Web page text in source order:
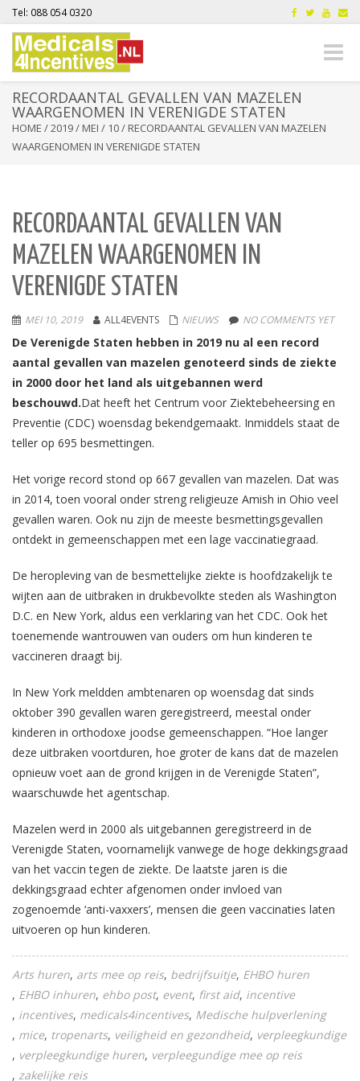
Tel: 088 054 0320
Toggle
RECORDAANTAL GEVALLEN VAN MAZELEN
WAARGENOMEN IN VERENIGDE STATEN
HOME /2019/ MEI / 10/ RECORDAANTAL GEVALLEN VAN MAZELEN
WAARGENOMEN IN VERENIGDE STATEN
RECORDAANTAL GEVALLEN VAN
MAZELEN WAARGENOMEN IN
VERENIGDE STATEN
MEI 10, 2019 ALL4EVENTS NIEUWS NO COMMENTS YET
De Verenigde Staten hebben in 2019 nu al een record
aantal gevallen van mazelen genoteerd sinds de ziekte
in 2000 door het land als uitgebannen werd
beschouwd.Dat heeft het Centrum voor Ziektebeheersing en
Preventie (CDC) woensdag bekendgemaakt. Inmiddels staat de
teller op 695 besmettingen.
Het vorige record stond op 667 gevallen van mazelen. Dat was
in 2014, toen vooral onder streng religieuze Amish in Ohio veel
gevallen waren. Ook nu zijn de meeste besmettingsgevallen
ontdekt in gemeenschappen met een lage vaccinatiegraad.
De heropleving van de besmettelijke ziekte is hoofdzakelijk te
wijten aan de uitbraken in drukbevolkte steden als Washington
D.C. en New York, aldus een verklaring van het CDC. Ook het
toenemende wantrouwen van ouders om hun kinderen te
vaccineren draagt bij.
In New York meldden ambtenaren op woensdag dat sinds
oktober 390 gevallen waren geregistreerd, meestal onder
kinderen in orthodoxe joodse gemeenschappen. “Hoe langer
deze uitbraken voortduren, hoe groter de kans dat de mazelen
opnieuw voet aan de grond krijgen in de Verenigde Staten”,
waarschuwde het agentschap.
Mazelen werd in 2000 als uitgebannen geregistreerd in de
Verenigde Staten, voornamelijk vanwege de hoge dekkingsgraad
van het vaccin tegen de ziekte. De laatste jaren is die
dekkingsgraad echter afgenomen onder invloed van
zogenoemde ‘anti-vaxxers’, mensen die geen vaccinaties laten
uitvoeren op hun kinderen.
Arts huren arts mee op reis bedrijfsuitje EHBO huren
EHBO inhuren ehbo post event first aid incentive
incentives medicals4incentives Medische hulpverlening
mice tropenarts veiligheid en gezondheid verpleegkundige
verpleegkundige huren verpleegundige mee op reis
zakelijke reis